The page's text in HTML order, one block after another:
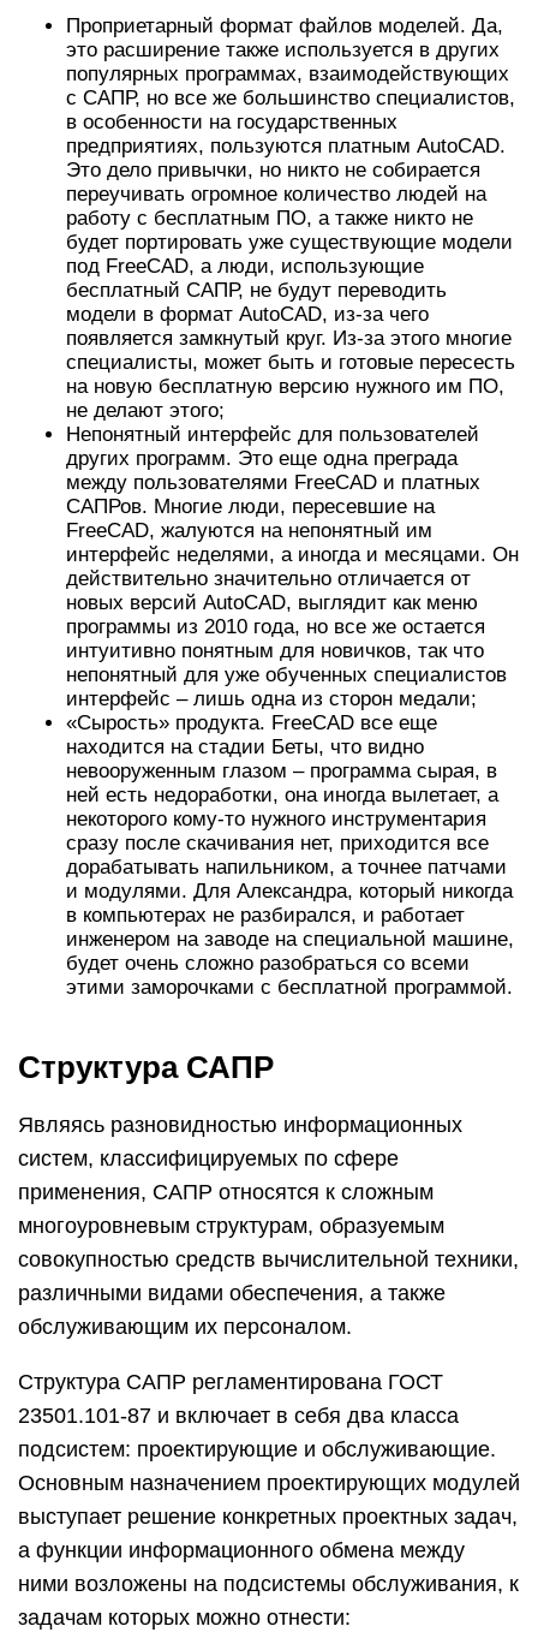
Проприетарный формат файлов моделей. Да,
это расширение также используется в других
популярных программах, взаимодействующих
с САПР, но все же большинство специалистов,
в особенности на государственных
предприятиях, пользуются платным AutoCAD.
Это дело привычки, но никто не собирается
переучивать огромное количество людей на
работу с бесплатным ПО, а также никто не
будет портировать уже существующие модели
под FreeCAD, а люди, использующие
бесплатный САПР, не будут переводить
модели в формат AutoCAD, из-за чего
появляется замкнутый круг. Из-за этого многие
специалисты, может быть и готовые пересесть
на новую бесплатную версию нужного им ПО,
не делают этого;
Непонятный интерфейс для пользователей
других программ. Это еще одна преграда
между пользователями FreeCAD и платных
САПРов. Многие люди, пересевшие на
FreeCAD, жалуются на непонятный им
интерфейс неделями, а иногда и месяцами. Он
действительно значительно отличается от
новых версий AutoCAD, выглядит как меню
программы из 2010 года, но все же остается
интуитивно понятным для новичков, так что
непонятный для уже обученных специалистов
интерфейс – лишь одна из сторон медали;
«Сырость» продукта. FreeCAD все еще
находится на стадии Беты, что видно
невооруженным глазом – программа сырая, в
ней есть недоработки, она иногда вылетает, а
некоторого кому-то нужного инструментария
сразу после скачивания нет, приходится все
дорабатывать напильником, а точнее патчами
и модулями. Для Александра, который никогда
в компьютерах не разбирался, и работает
инженером на заводе на специальной машине,
будет очень сложно разобраться со всеми
этими заморочками с бесплатной программой.
Структура САПР
Являясь разновидностью информационных
систем, классифицируемых по сфере
применения, САПР относятся к сложным
многоуровневым структурам, образуемым
совокупностью средств вычислительной техники,
различными видами обеспечения, а также
обслуживающим их персоналом.
Структура САПР регламентирована ГОСТ
23501.101-87 и включает в себя два класса
подсистем: проектирующие и обслуживающие.
Основным назначением проектирующих модулей
выступает решение конкретных проектных задач,
а функции информационного обмена между
ними возложены на подсистемы обслуживания, к
задачам которых можно отнести: